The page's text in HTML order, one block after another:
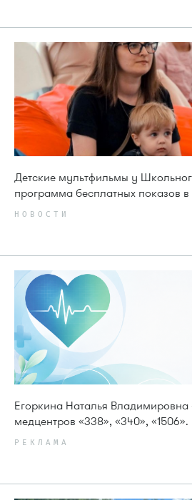
Детские мультфильмы у
программа бесплатных показов в
НОВОСТИ
Егоркина Наталья
медцентров «338», «340», «1506».
РЕКЛАМА